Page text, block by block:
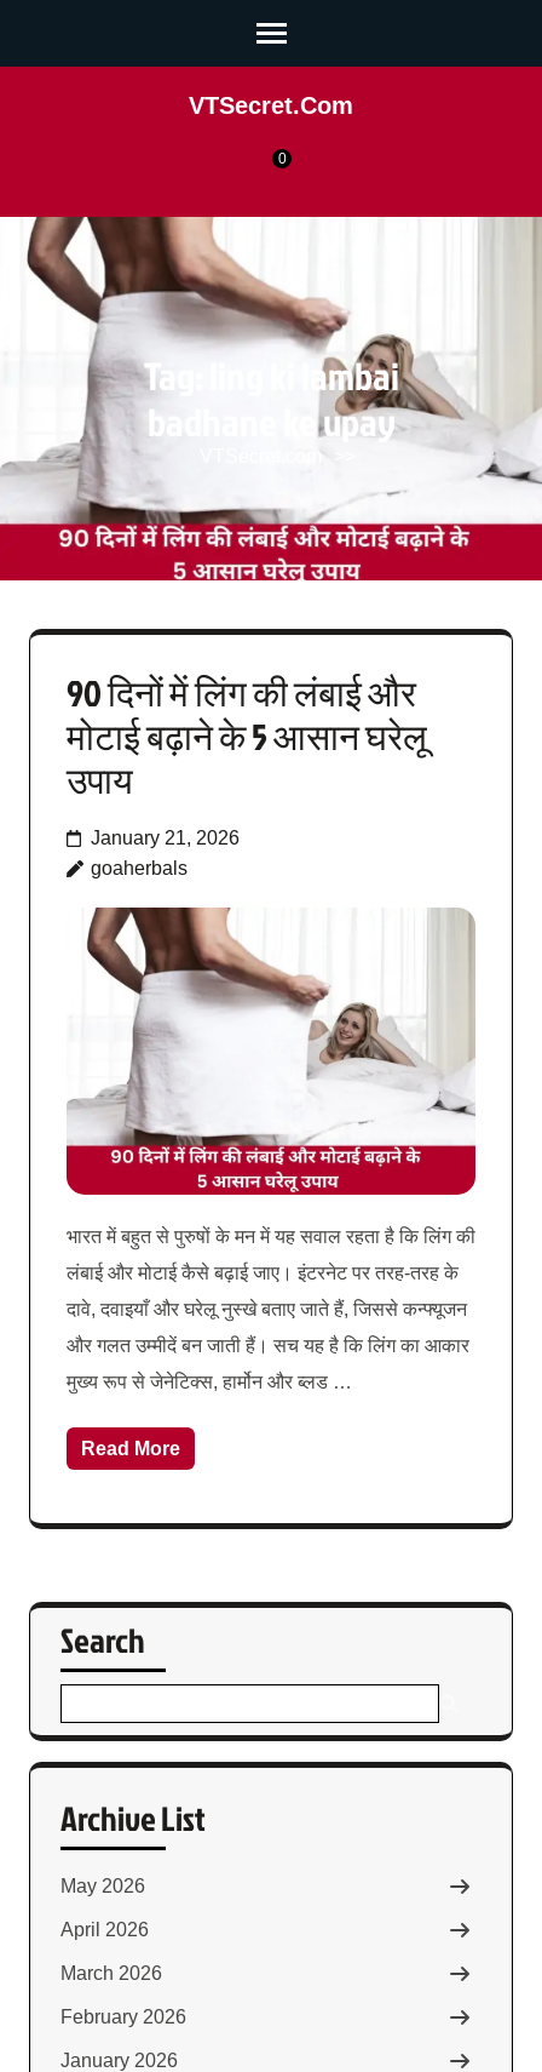
VTSecret.com
0
Tag:
ling ki lambai
badhane ke upay
VTSecret.com
90 दिनों में लिंग की लंबाई और
मोटाई बढ़ाने के 5 आसान घरेलू
उपाय
January 21, 2026
goaherbals
भारत में बहुत से पुरुषों के मन में यह सवाल रहता है कि लिंग की
लंबाई और मोटाई कैसे बढ़ाई जाए। इंटरनेट पर तरह-तरह के
दावे, दवाइयाँ और घरेलू नुस्खे बताए जाते हैं, जिससे कन्फ्यूजन
और गलत उम्मीदें बन जाती हैं। सच यह है कि लिंग का आकार
मुख्य रूप से जेनेटिक्स, हार्मोन और ब्लड …
Read More
Search
Archive List
May 2026
April 2026
March 2026
February 2026
January 2026